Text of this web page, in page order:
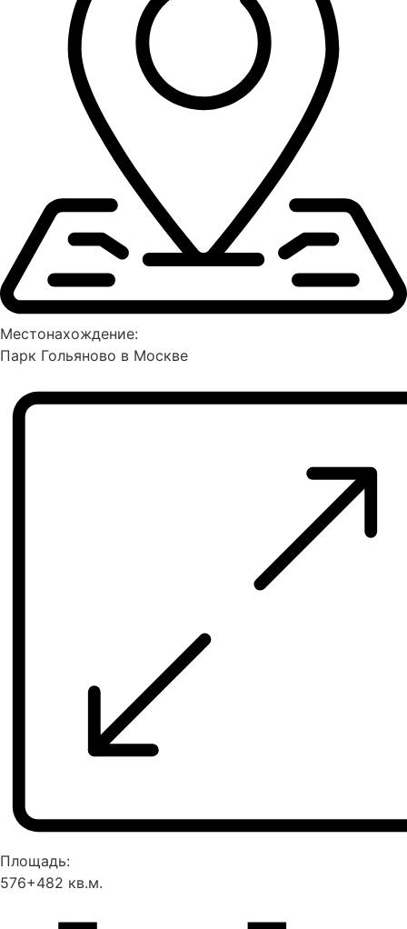
Местонахождение:
Парк Гольяново в Москве
Площадь:
576+482 кв.м.